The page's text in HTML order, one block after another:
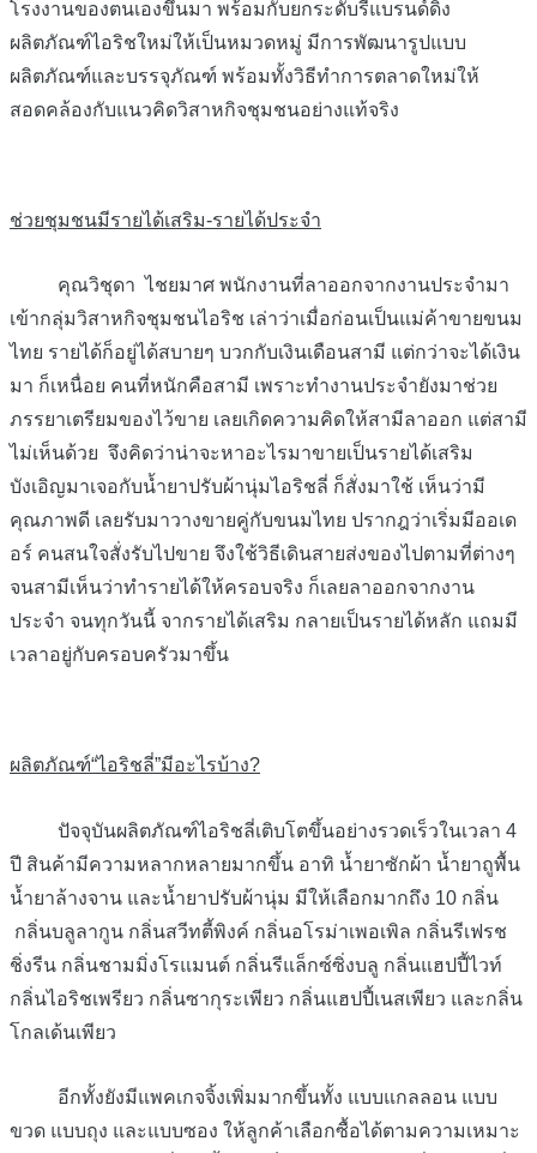
โรงงานของตนเองขึ้นมา พร้อมกับยกระดับรีแบรนด์ดิ้ง
ผลิตภัณฑ์ไอริชใหม่ให้เป็นหมวดหมู่ มีการพัฒนารูปแบบ
ผลิตภัณฑ์และบรรจุภัณฑ์ พร้อมทั้งวิธีทำการตลาดใหม่ให้
สอดคล้องกับแนวคิดวิสาหกิจชุมชนอย่างแท้จริง
ช่วยชุมชนมีรายได้เสริม-รายได้ประจำ
คุณวิชุดา ไชยมาศ พนักงานที่ลาออกจากงานประจำมา
เข้ากลุ่มวิสาหกิจชุมชนไอริช เล่าว่าเมื่อก่อนเป็นแม่ค้าขายขนม
ไทย รายได้ก็อยู่ได้สบายๆ บวกกับเงินเดือนสามี แต่กว่าจะได้เงิน
มา ก็เหนื่อย คนที่หนักคือสามี เพราะทำงานประจำยังมาช่วย
ภรรยาเตรียมของไว้ขาย เลยเกิดความคิดให้สามีลาออก แต่สามี
ไม่เห็นด้วย จึงคิดว่าน่าจะหาอะไรมาขายเป็นรายได้เสริม
บังเอิญมาเจอกับน้ำยาปรับผ้านุ่มไอริชลี่ ก็สั่งมาใช้ เห็นว่ามี
คุณภาพดี เลยรับมาวางขายคู่กับขนมไทย ปรากฎว่าเริ่มมีออเด
อร์ คนสนใจสั่งรับไปขาย จึงใช้วิธีเดินสายส่งของไปตามที่ต่างๆ
จนสามีเห็นว่าทำรายได้ให้ครอบจริง ก็เลยลาออกจากงาน
ประจำ จนทุกวันนี้ จากรายได้เสริม กลายเป็นรายได้หลัก แถมมี
เวลาอยู่กับครอบครัวมาขึ้น
ผลิตภัณฑ์“ไอริชลี่”มีอะไรบ้าง?
ปัจจุบันผลิตภัณฑ์ไอริชลี่เติบโตขึ้นอย่างรวดเร็วในเวลา 4
ปี สินค้ามีความหลากหลายมากขึ้น อาทิ น้ำยาซักผ้า น้ำยาถูพื้น
น้ำยาล้างจาน และน้ำยาปรับผ้านุ่ม มีให้เลือกมากถึง 10 กลิ่น
กลิ่นบลูลากูน กลิ่นสวีทตี้พิงค์ กลิ่นอโรม่าเพอเพิล กลิ่นรีเฟรช
ชิ่งรีน กลิ่นชามมิ่งโรแมนต์ กลิ่นรีแล็กซ์ซิ่งบลู กลิ่นแฮปปี้ไวท์
กลิ่นไอริชเพรียว กลิ่นซากุระเพียว กลิ่นแฮปปี้เนสเพียว และกลิ่น
โกลเด้นเพียว
อีกทั้งยังมีแพคเกจจิ้งเพิ่มมากขึ้นทั้ง แบบแกลลอน แบบ
ขวด แบบถุง และแบบซอง ให้ลูกค้าเลือกซื้อได้ตามความเหมาะ